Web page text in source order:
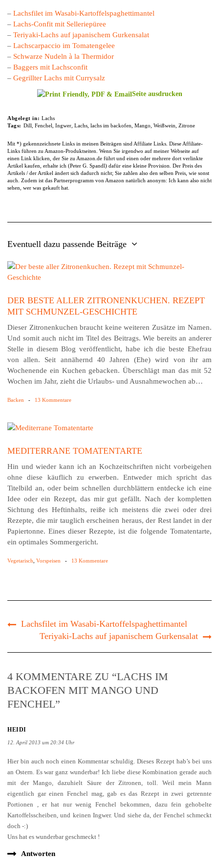
– Lachsfilet im Wasabi-Kartoffelspaghettimantel
– Lachs-Confit mit Selleriepüree
– Teriyaki-Lachs auf japanischem Gurkensalat
– Lachscarpaccio im Tomatengelee
– Schwarze Nudeln à la Thermidor
– Baggers mit Lachsconfit
– Gegrillter Lachs mit Currysalz
Seite ausdrucken
Abgelegt in: Lachs
Tags: Dill Fenchel Ingwer, Lachs, lachs im backofen Mango Weißwein Zitrone
Mit *) gekennzeichnete Links in meinen Beiträgen sind Affiliate Links. Diese Affiliate-
Links führen zu Amazon-Produktseiten. Wenn Sie irgendwo auf meiner Webseite auf
einen Link klicken, der Sie zu Amazon.de führt und einen oder mehrere dort verlinkte
Artikel kaufen, erhalte ich (Peter G. Spandl) dafür eine kleine Provision. Der Preis des
Artikels / der Artikel ändert sich dadurch nicht; Sie zahlen also den selben Preis, wie sonst
auch. Zudem ist das Partnerprogramm von Amazon natürlich anonym: Ich kann also nicht
sehen, wer was gekauft hat.
Eventuell dazu passende Beiträge
DER BESTE ALLER ZITRONENKUCHEN. REZEPT
MIT SCHMUNZEL-GESCHICHTE
Dieser Zitronenkuchen braucht keine weiteren Zusätze im Namen.
Und somit auch nicht im Titel des Beitrags. Wie bereits an anderer
Stelle in diesem Blog veröffentlicht, habe ich die beste Ehefrau
von allen. Seit annähernd 40 Jahren (Ehe) wird von ihr am
Wochenende ein Kuchen gebacken. Überschlägt man das mit 52
Wochen im Jahr, zieht die Urlaubs- und Ausnahmewochen ab…
Backen - 13 Kommentare
MEDITERRANE TOMATENTARTE
Hin und wieder kann ich an Kochzeitschriften nicht vorbeigehen
ohne diese käuflich zu erwerben. Entweder mich spricht das
Titelbild an, oder beim schnellen durchblättern entdecke ich eine
Idee oder ein Rezept, das mir gut gefällt. Nach der kompletten
Sichtung des Heftinhalts, reiße ich meistens die zwei oder drei
Rezepte, die mir tauglich erscheinen heraus, der Rest landet in der
Papiertonne. Eines dieser Rezepte, ist die folgende Tomatentarte,
ein optimales Sommergericht.
Vegetarisch Vorspeisen - 13 Kommentare
Lachsfilet im Wasabi-Kartoffelspaghettimantel
Teriyaki-Lachs auf japanischem Gurkensalat
4 KOMMENTARE ZU “LACHS IM
BACKOFEN MIT MANGO UND
FENCHEL”
HEIDI
12. April 2013 um 20:34 Uhr
Hier bin auch noch einen Kommentar schuldig. Dieses Rezept hab’s bei uns
an Ostern. Es war ganz wunderbar! Ich liebe diese Kombination gerade auch
mit der Mango, dazuhielt Säure der Zitronen, toll. Weil mein Mann
eigentlich gar einen Fenchel mag, gab es das Rezept in zwei getrennte
Portionen , er hat nur wenig Fenchel bekommen, dazu fein gehobelte
Kartoffelsscheiben, und keinen Ingwer. Und siehe da, der Fenchel schmeckt
doch -:)
Uns hat es wunderbar geschmeckt !
Antworten